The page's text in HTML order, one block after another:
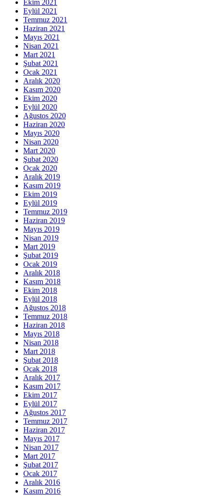
Ekim 2021
Eylül 2021
Temmuz 2021
Haziran 2021
Mayıs 2021
Nisan 2021
Mart 2021
Şubat 2021
Ocak 2021
Aralık 2020
Kasım 2020
Ekim 2020
Eylül 2020
Ağustos 2020
Haziran 2020
Mayıs 2020
Nisan 2020
Mart 2020
Şubat 2020
Ocak 2020
Aralık 2019
Kasım 2019
Ekim 2019
Eylül 2019
Temmuz 2019
Haziran 2019
Mayıs 2019
Nisan 2019
Mart 2019
Şubat 2019
Ocak 2019
Aralık 2018
Kasım 2018
Ekim 2018
Eylül 2018
Ağustos 2018
Temmuz 2018
Haziran 2018
Mayıs 2018
Nisan 2018
Mart 2018
Şubat 2018
Ocak 2018
Aralık 2017
Kasım 2017
Ekim 2017
Eylül 2017
Ağustos 2017
Temmuz 2017
Haziran 2017
Mayıs 2017
Nisan 2017
Mart 2017
Şubat 2017
Ocak 2017
Aralık 2016
Kasım 2016